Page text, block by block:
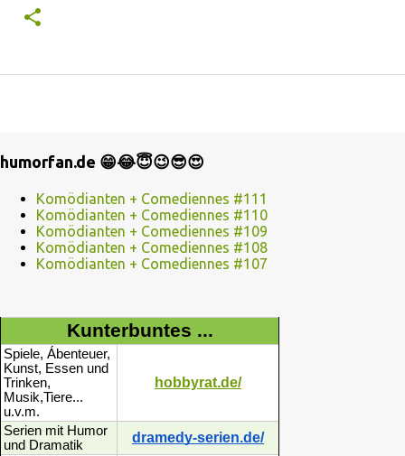
humorfan.de 😁😂😇😉😎😍
Komödianten + Comediennes #111
Komödianten + Comediennes #110
Komödianten + Comediennes #109
Komödianten + Comediennes #108
Komödianten + Comediennes #107
Kunterbuntes ...
Spiele, Ábenteuer,
Kunst, Essen und
Trinken,
Musik,Tiere...
u.v.m.
hobbyrat.de/
Serien mit Humor
und Dramatik
dramedy-serien.de/